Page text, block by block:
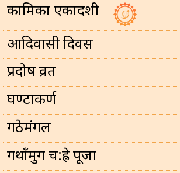
कामिका एकादशी
आदिवासी दिवस
प्रदोष व्रत
घण्टाकर्ण
गठेमंगल
गथाँमुग च:ह्रे पूजा